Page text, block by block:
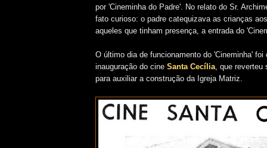
por 'Cineminha do Padre'. No relato do Sr.
fato curioso: o padre catequizava as crianças
aqueles que tinham presença, a entrada do
O último dia de funcionamento do 'Cineminha' foi
inauguração do cine Santa Cecília , que
para auxiliar a construção da Igreja Matriz.